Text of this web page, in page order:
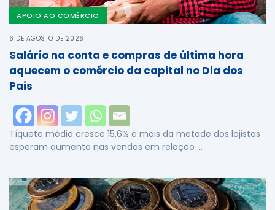
APOIO AO COMÉRCIO
6 DE AGOSTO DE 2026
Salário na conta e compras de última hora
aquecem o comércio da capital no Dia dos
Pais
Tíquete médio cresce 15,6% e mais da metade dos lojistas
esperam aumento nas vendas em relação …